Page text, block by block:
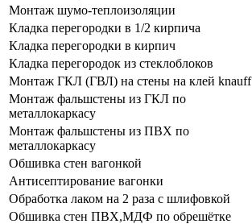
Монтаж шумо-теплоизоляции
Кладка перегородки в 1/2 кирпича
Кладка перегородки в кирпич
Кладка перегородок из стеклоблоков
Монтаж ГКЛ (ГВЛ) на стены на клей knauff
Монтаж фальшстены из ГКЛ по
металлокаркасу
Монтаж фальшстены из ПВХ по
металлокаркасу
Обшивка стен вагонкой
Антисептирование вагонки
Обработка лаком на 2 раза с шлифовкой
Обшивка стен ПВХ,МДФ по обрешётке